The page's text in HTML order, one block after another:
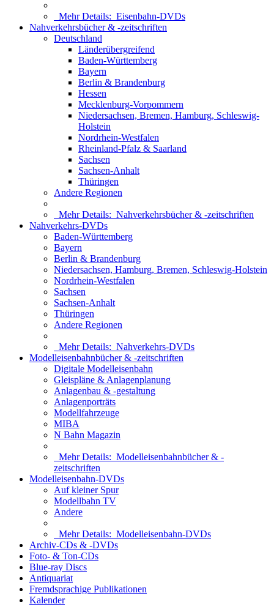
Mehr Details: Eisenbahn-DVDs
Nahverkehrsbücher & -zeitschriften
Deutschland
Länderübergreifend
Baden-Württemberg
Bayern
Berlin & Brandenburg
Hessen
Mecklenburg-Vorpommern
Niedersachsen, Bremen, Hamburg, Schleswig-
Holstein
Nordrhein-Westfalen
Rheinland-Pfalz & Saarland
Sachsen
Sachsen-Anhalt
Thüringen
Andere Regionen
Mehr Details: Nahverkehrsbücher & -zeitschriften
Nahverkehrs-DVDs
Baden-Württemberg
Bayern
Berlin & Brandenburg
Niedersachsen, Hamburg, Bremen, Schleswig-Holstein
Nordrhein-Westfalen
Sachsen
Sachsen-Anhalt
Thüringen
Andere Regionen
Mehr Details: Nahverkehrs-DVDs
Modelleisenbahnbücher & -zeitschriften
Digitale Modelleisenbahn
Gleispläne & Anlagenplanung
Anlagenbau & -gestaltung
Anlagenporträts
Modellfahrzeuge
MIBA
N Bahn Magazin
Mehr Details: Modelleisenbahnbücher & -
zeitschriften
Modelleisenbahn-DVDs
Auf kleiner Spur
Modellbahn TV
Andere
Mehr Details: Modelleisenbahn-DVDs
Archiv-CDs & -DVDs
Foto- & Ton-CDs
Blue-ray Discs
Antiquariat
Fremdsprachige Publikationen
Kalender